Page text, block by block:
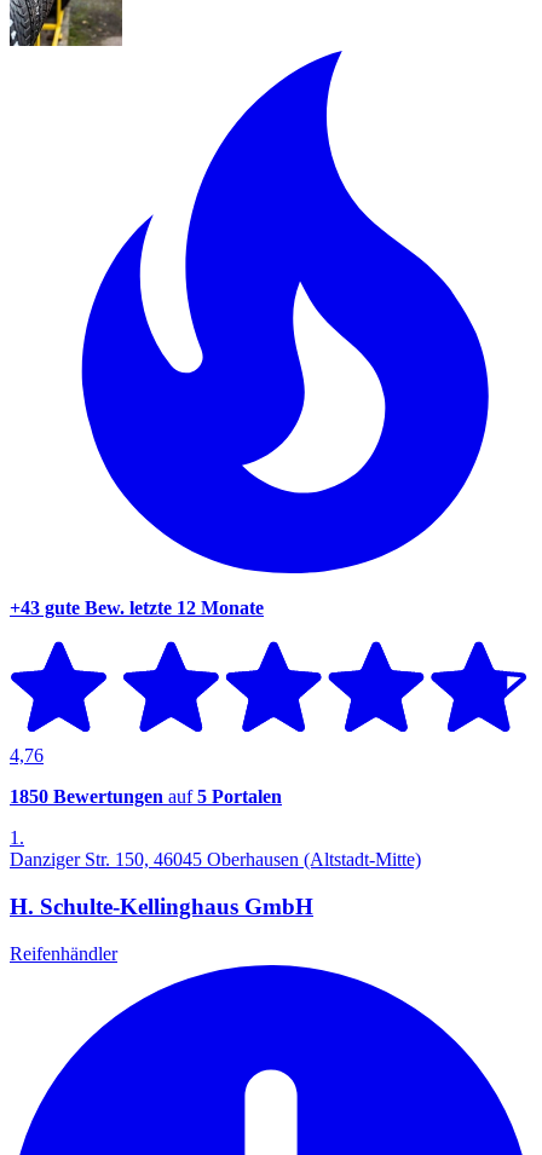
+43 gute Bew. letzte 12 Monate
4,76
1850 Bewertungen auf5 Portalen
1.
Danziger Str. 150, 46045 Oberhausen (Altstadt-Mitte)
H. Schulte-Kellinghaus GmbH
Reifenhändler